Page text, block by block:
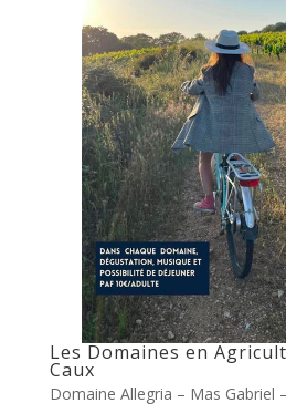
Les Domaines en
Caux
Domaine Allegria – Mas Gabriel